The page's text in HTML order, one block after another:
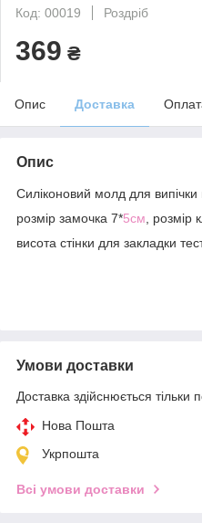
Код: 00019
Роздріб
369 ₴
Опис Доставка
Опис
Силіконовий молд для випічки
розмір замочка 7*5см , розмір
висота стінки для закладки
Умови доставки
Доставка здійснюється тільки
Нова Пошта
Укрпошта
Всі умови доставки